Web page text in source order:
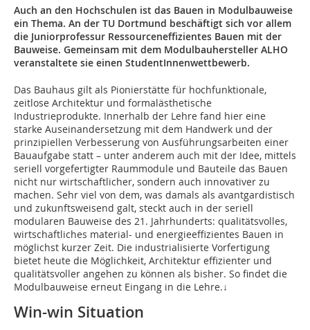
Auch an den Hochschulen ist das Bauen in Modulbauweise
ein Thema. An der TU Dortmund beschäftigt sich vor allem
die Juniorprofessur Ressourceneffizientes Bauen mit der
Bauweise. Gemeinsam mit dem Modulbauhersteller ALHO
veranstaltete sie einen StudentInnenwettbewerb.
Das Bauhaus gilt als Pionierstätte für hochfunktionale,
zeitlose Architektur und formalästhetische
Industrieprodukte. Innerhalb der Lehre fand hier eine
starke Auseinandersetzung mit dem Handwerk und der
prinzipiellen Verbesserung von Ausführungsarbeiten einer
Bauaufgabe statt – unter anderem auch mit der Idee, mittels
seriell vorgefertigter Raummodule und Bauteile das Bauen
nicht nur wirtschaftlicher, sondern auch innovativer zu
machen. Sehr viel von dem, was damals als avantgardistisch
und zukunftsweisend galt, steckt auch in der seriell
modularen Bauweise des 21. Jahrhunderts: qualitätsvolles,
wirtschaftliches material- und energieeffizientes Bauen in
möglichst kurzer Zeit. Die industrialisierte Vorfertigung
bietet heute die Möglichkeit, Architektur effizienter und
qualitätsvoller angehen zu können als bisher. So findet die
Modulbauweise erneut Eingang in die Lehre.↓
Win-win Situation